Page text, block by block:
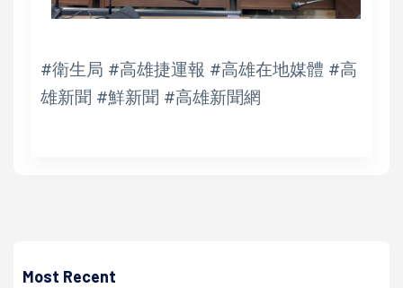
#衛生局 #高雄捷運報 #高雄在地媒體 #高
雄新聞 #鮮新聞 #高雄新聞網
Most Recent